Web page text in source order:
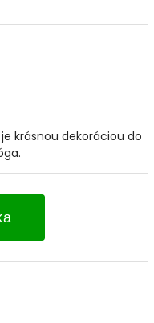
je krásnou dekoráciou do